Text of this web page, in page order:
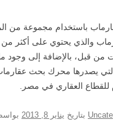
باستخدام مجموعة من
يصدرها محرك بحث عقارماب،
للقطاع العقاري في مصر.
بتاريخ يناير 8, 2013